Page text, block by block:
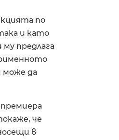
по
и като
му предлага
може да
че
в